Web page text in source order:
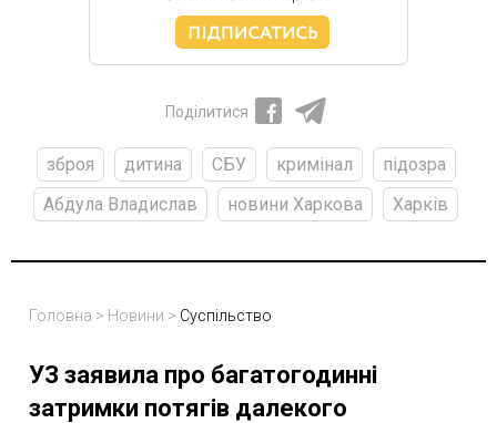
Поділитися
зброя дитина СБУ кримінал
підозра
Абдула Владислав
новини Харкова Харків
Головна > Новини > Суспільство
УЗ заявила про багатогодинні
затримки потягів далекого